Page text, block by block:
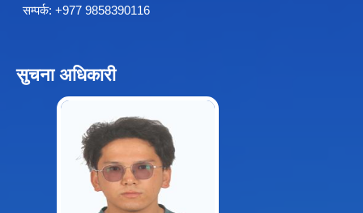
सम्पर्क: +977 9858390116
सुचना अधिकारी